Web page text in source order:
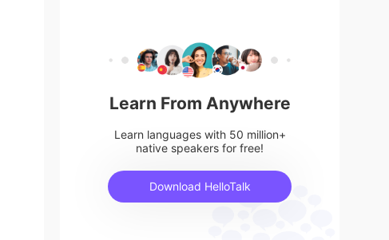
Learn From Anywhere
Learn languages with 50 million+
native speakers for free!
Download HelloTalk